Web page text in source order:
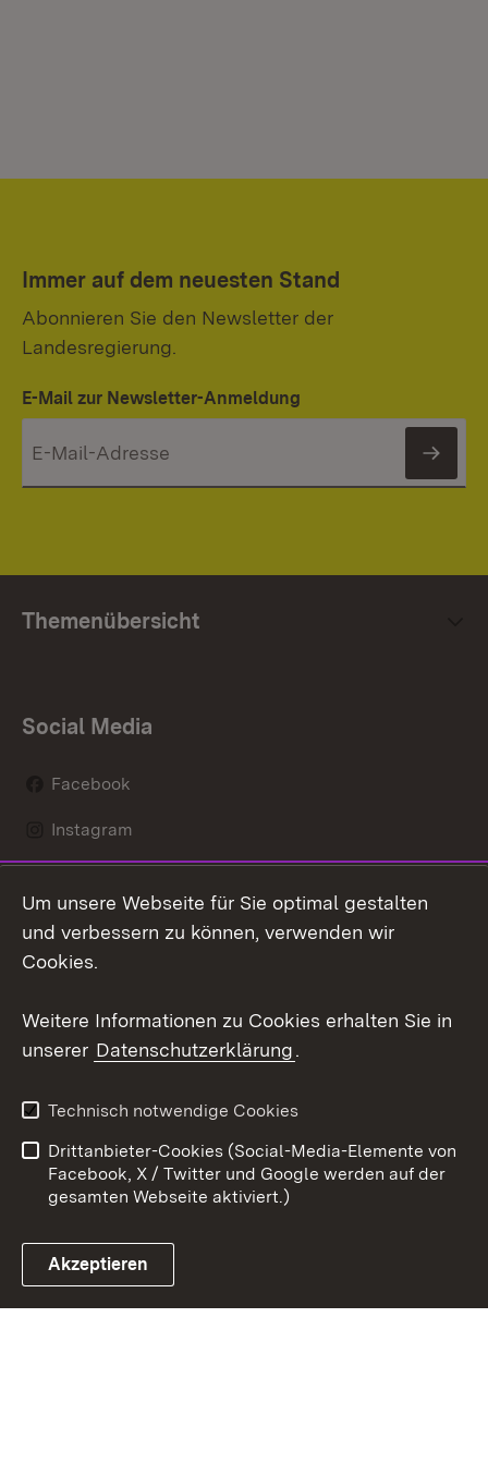
Immer auf dem neuesten Stand
Abonnieren Sie den Newsletter der
Landesregierung.
E-Mail zur Newsletter-Anmeldung
Themenübersicht
Social Media
Facebook
Instagram
Social Wall
Youtube
Link zum Landesportal
Kontakt
Datenschutz
Barrierefreiheit
Impressum Cookies
Um unsere Webseite für Sie optimal gestalten
und verbessern zu können, verwenden wir
Cookies.
Weitere Informationen zu Cookies erhalten Sie in
unserer Datenschutzerklärung.
Technisch notwendige Cookies
Drittanbieter-Cookies (Social-Media-Elemente von
Facebook, X / Twitter und Google werden auf der
gesamten Webseite aktiviert.)
Akzeptieren